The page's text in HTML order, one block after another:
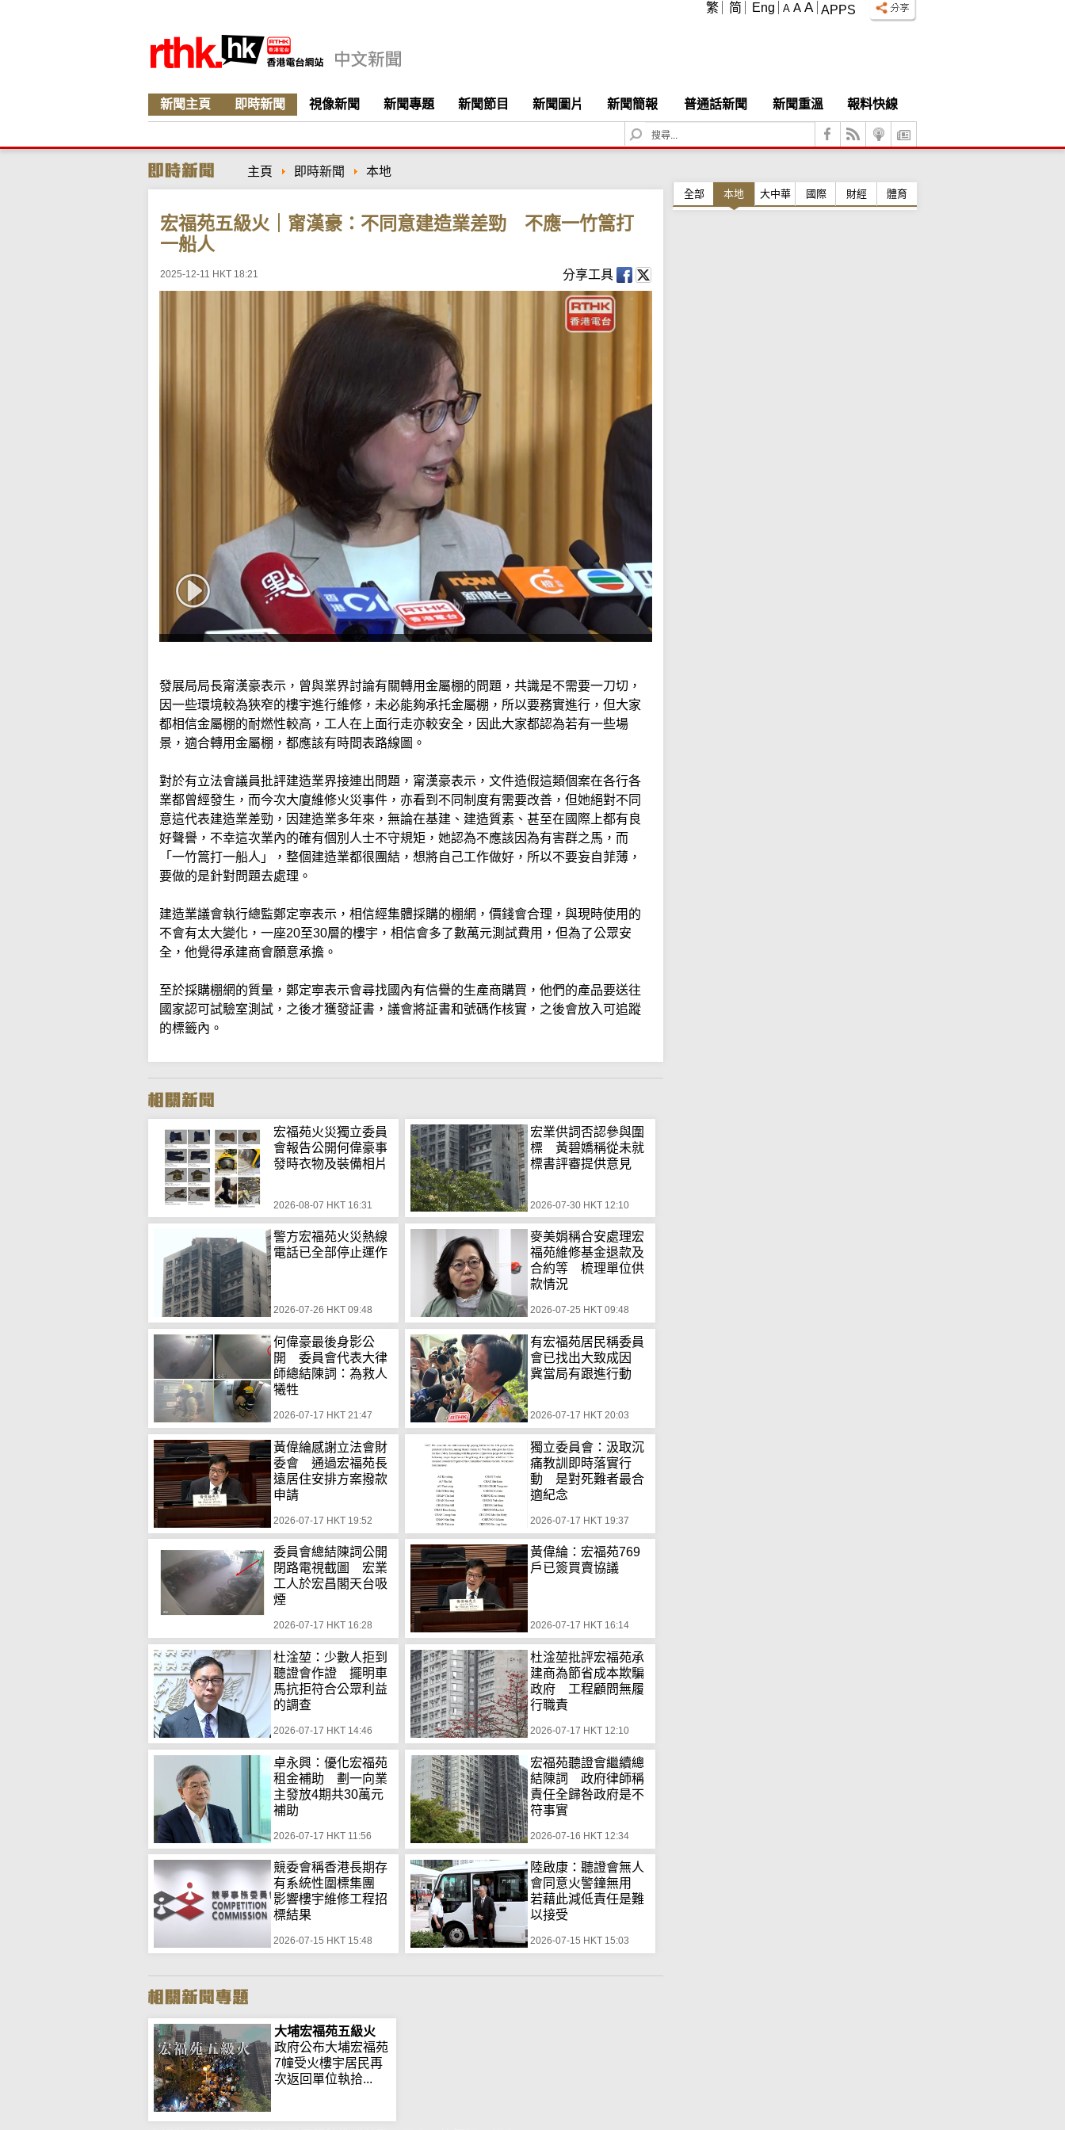
APPS
A A A
繁 简 Eng
新聞主頁 即時新聞 視像新聞 新聞專題 新聞節目 新聞圖片 新聞簡報 普通話新聞 新聞重溫
報料快線
S
e
c
主頁 即時新聞 本地
宏福苑五級火｜甯漢豪：不同意建造業差勁 不應一竹篙打
一船人
2025-12-11 HKT 18:21 分享工具
發展局局長甯漢豪表示，曾與業界討論有關轉用金屬棚的問題，共識是不需要一刀切，
因一些環境較為狹窄的樓宇進行維修，未必能夠承托金屬棚，所以要務實進行，但大家
都相信金屬棚的耐燃性較高，工人在上面行走亦較安全，因此大家都認為若有一些場
景，適合轉用金屬棚，都應該有時間表路線圖。
對於有立法會議員批評建造業界接連出問題，甯漢豪表示，文件造假這類個案在各行各
業都曾經發生，而今次大廈維修火災事件，亦看到不同制度有需要改善，但她絕對不同
意這代表建造業差勁，因建造業多年來，無論在基建、建造質素、甚至在國際上都有良
好聲譽，不幸這次業內的確有個別人士不守規矩，她認為不應該因為有害群之馬，而
「一竹篙打一船人」，整個建造業都很團結，想將自己工作做好，所以不要妄自菲薄，
要做的是針對問題去處理。
建造業議會執行總監鄭定寕表示，相信經集體採購的棚網，價錢會合理，與現時使用的
不會有太大變化，一座20至30層的樓宇，相信會多了數萬元測試費用，但為了公眾安
全，他覺得承建商會願意承擔。
至於採購棚網的質量，鄭定寕表示會尋找國內有信譽的生產商購買，他們的產品要送往
國家認可試驗室測試，之後才獲發証書，議會將証書和號碼作核實，之後會放入可追蹤
的標籤內。
宏福苑火災獨立委員
會報告公開何偉豪事
發時衣物及裝備相片
2026-08-07 HKT 16:31
宏業供詞否認參與圍
標 黃碧嬌稱從未就
標書評審提供意見
2026-07-30 HKT 12:10
警方宏福苑火災熱線
電話已全部停止運作
2026-07-26 HKT 09:48
麥美娟稱合安處理宏
福苑維修基金退款及
合約等 梳理單位供
款情況
2026-07-25 HKT 09:48
何偉豪最後身影公
開 委員會代表大律
師總結陳詞：為救人
犧牲
2026-07-17 HKT 21:47
有宏福苑居民稱委員
會已找出大致成因
冀當局有跟進行動
2026-07-17 HKT 20:03
黃偉綸感謝立法會財
委會 通過宏福苑長
遠居住安排方案撥款
申請
2026-07-17 HKT 19:52
獨立委員會：汲取沉
痛教訓即時落實行
動 是對死難者最合
適紀念
2026-07-17 HKT 19:37
委員會總結陳詞公開
閉路電視截圖 宏業
工人於宏昌閣天台吸
煙
2026-07-17 HKT 16:28
黃偉綸：宏福苑769
戶已簽買賣協議
2026-07-17 HKT 16:14
杜淦堃：少數人拒到
聽證會作證 擺明車
馬抗拒符合公眾利益
的調查
2026-07-17 HKT 14:46
杜淦堃批評宏福苑承
建商為節省成本欺騙
政府 工程顧問無履
行職責
2026-07-17 HKT 12:10
卓永興：優化宏福苑
租金補助 劃一向業
主發放4期共30萬元
補助
2026-07-17 HKT 11:56
宏福苑聽證會繼續總
結陳詞 政府律師稱
責任全歸咎政府是不
符事實
2026-07-16 HKT 12:34
競委會稱香港長期存
有系統性圍標集團
影響樓宇維修工程招
標結果
2026-07-15 HKT 15:48
陸啟康：聽證會無人
會同意火警鐘無用
若藉此減低責任是難
以接受
2026-07-15 HKT 15:03
大埔宏福苑五級火
政府公布大埔宏福苑
7幢受火樓宇居民再
次返回單位執拾...
全部 本地 大中華 國際 財經 體育